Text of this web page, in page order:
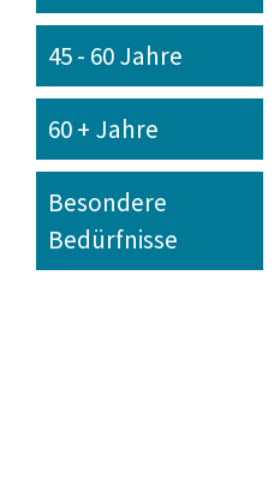
45 - 60 Jahre
60 + Jahre
Besondere
Bedürfnisse